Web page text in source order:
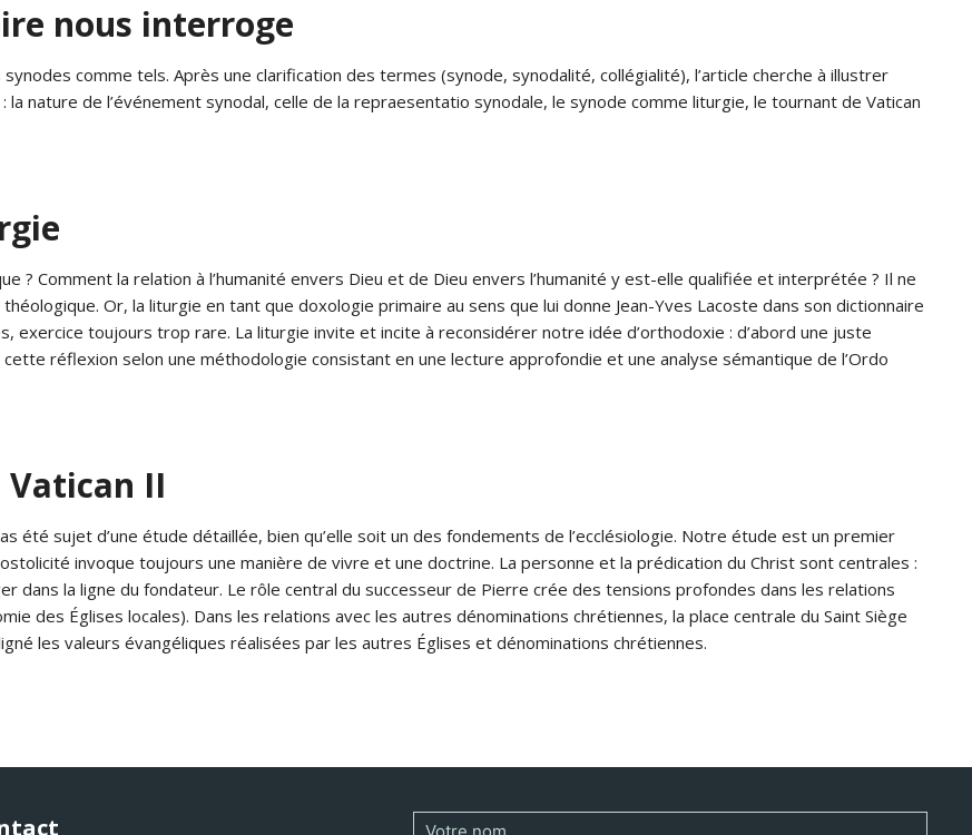
nous interroge
comme tels. Après une clarification des termes (synode, synodalité, collégialité), l’article cherche à illustrer
nature de l’événement synodal, celle de la repraesentatio synodale, le synode comme liturgie, le tournant de Vatican
? Comment la relation à l’humanité envers Dieu et de Dieu envers l’humanité y est-elle qualifiée et interprétée ? Il ne
Or, la liturgie en tant que doxologie primaire au sens que lui donne Jean-Yves Lacoste dans son dictionnaire
exercice toujours trop rare. La liturgie invite et incite à reconsidérer notre idée d’orthodoxie : d’abord une juste
réflexion selon une méthodologie consistant en une lecture approfondie et une analyse sémantique de l’Ordo
Vatican II
été sujet d’une étude détaillée, bien qu’elle soit un des fondements de l’ecclésiologie. Notre étude est un premier
invoque toujours une manière de vivre et une doctrine. La personne et la prédication du Christ sont centrales :
dans la ligne du fondateur. Le rôle central du successeur de Pierre crée des tensions profondes dans les relations
des Églises locales). Dans les relations avec les autres dénominations chrétiennes, la place centrale du Saint Siège
les valeurs évangéliques réalisées par les autres Églises et dénominations chrétiennes.